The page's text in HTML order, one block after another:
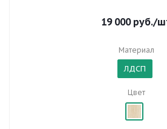
19 000руб./
Материал
ЛДСП
Цвет